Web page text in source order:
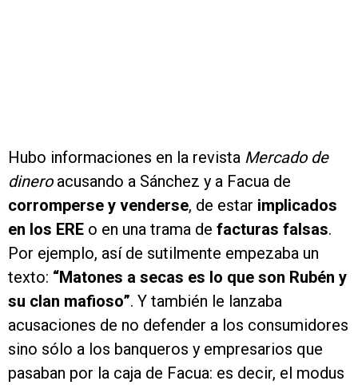
Hubo informaciones en la revista Mercado de
dinero acusando a Sánchez y a Facua de
corromperse y venderse, de estar implicados
en los ERE o en una trama de facturas falsas.
Por ejemplo, así de sutilmente empezaba un
texto: “Matones a secas es lo que son Rubén y
su clan mafioso”. Y también le lanzaba
acusaciones de no defender a los consumidores
sino sólo a los banqueros y empresarios que
pasaban por la caja de Facua: es decir, el modus